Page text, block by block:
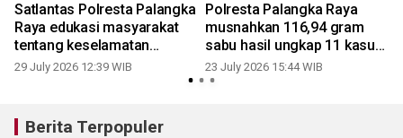
Satlantas Polresta Palangka
Raya edukasi masyarakat
tentang keselamatan
berkendara
29 July 2026 12:39 WIB
Polresta Palangka Raya
musnahkan 116,94 gram
sabu hasil ungkap 11 kasus
narkotika
23 July 2026 15:44 WIB
Berita Terpopuler